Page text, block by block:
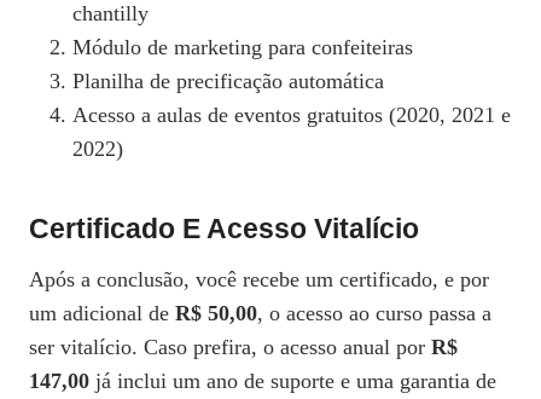
chantilly
Módulo de marketing para confeiteiras
Planilha de precificação automática
Acesso a aulas de eventos gratuitos (2020, 2021 e
2022)
Certificado E Acesso Vitalício
Após a conclusão, você recebe um certificado, e por
um adicional de R$ 50,00, o acesso ao curso passa a
ser vitalício. Caso prefira, o acesso anual por R$
147,00 já inclui um ano de suporte e uma garantia de